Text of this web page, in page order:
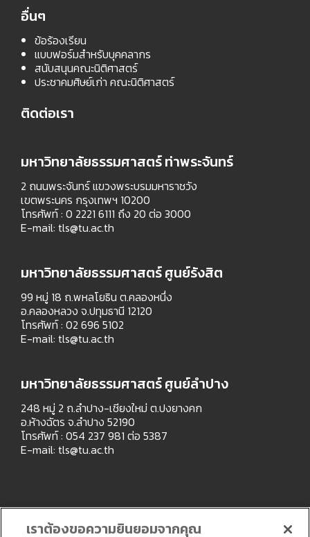
อื่นๆ
ข้อร้องเรียน
แบบฟอร์มสำหรับบุคคลากร
สนับสนุนคณะนิติศาสตร์
ประชาคมศิษย์เก่า คณะนิติศาสตร์
ติดต่อเรา
มหาวิทยาลัยธรรมศาสตร์ ท่าพระจันทร์
2 ถนนพระจันทร์ แขวงพระบรมมหาราชวัง
เขตพระนคร กรุงเทพฯ 10200
โทรศัพท์ : 0 2221 6111 ถึง 20 ต่อ 3000
E-mail: tls@tu.ac.th
มหาวิทยาลัยธรรมศาสตร์ ศูนย์รังสิต
99 หมู่ 18 ถ.พหลโยธิน ต.คลองหนึ่ง
อ.คลองหลวง จ.ปทุมธานี 12120
โทรศัพท์ : 02 696 5102
E-mail: tls@tu.ac.th
มหาวิทยาลัยธรรมศาสตร์ ศูนย์ลำปาง
248 หมู่ 2 ถ.ลำปาง-เชียงใหม่ ต.ปงยางคก
อ.ห้างฉัตร จ.ลำปาง 52190
โทรศัพท์ : 054 237 981 ต่อ 5387
E-mail: tls@tu.ac.th
เราต้องขอความยินยอมจากคุณ